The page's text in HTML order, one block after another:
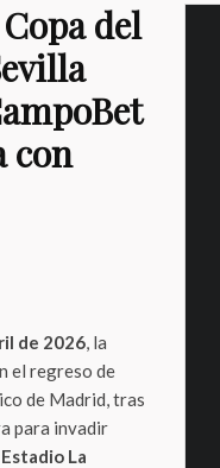
del
con
de 2026, la
el regreso de
de Madrid, tras
para invadir
Estadio La